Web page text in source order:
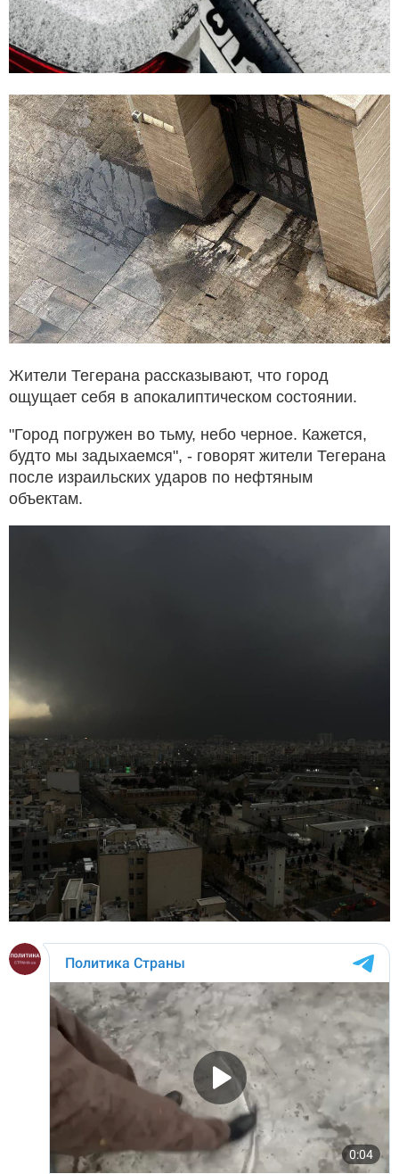
Жители Тегерана рассказывают, что город
ощущает себя в апокалиптическом состоянии.
"Город погружен во тьму, небо черное. Кажется,
будто мы задыхаемся", - говорят жители Тегерана
после израильских ударов по нефтяным
объектам.